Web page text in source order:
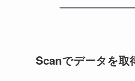
Scanでデータを取